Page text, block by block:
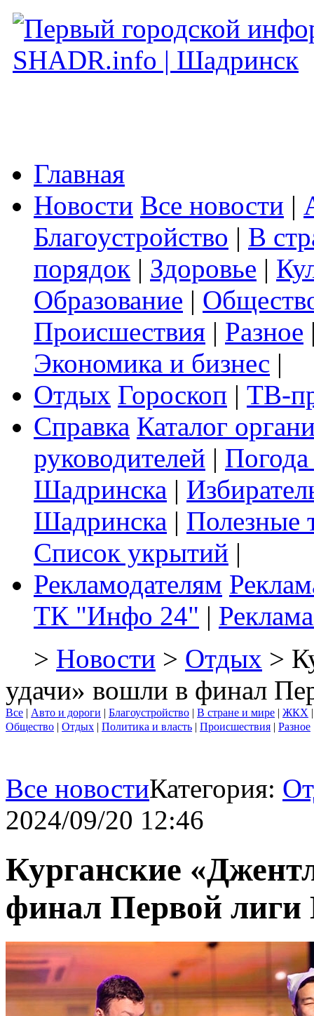
Главная
Новости Все новости |
Благоустройство | В
порядок | Здоровье |
Образование |
Происшествия | Разное
Экономика и бизнес |
Отдых Гороскоп | ТВ-
Справка Каталог
руководителей |
Шадринска |
Шадринска | Полезные
Список укрытий |
Рекламодателям
ТК "Инфо 24" |
> Новости > Отдых >
удачи» вошли в финал
Все | Авто и дороги | Благоустройство | В стране и мире | ЖКХ
Общество | Отдых | Политика и власть | Происшествия | Разное
Все новостиКатегория:
2024/09/20 12:46
Курганские
финал Первой